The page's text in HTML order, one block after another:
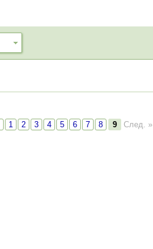
1 2 3 4 5 6 7 8 9 След. »